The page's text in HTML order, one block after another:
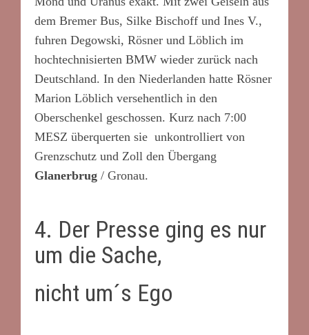
dem Bremer Bus, Silke Bischoff und Ines V.,
fuhren Degowski, Rösner und Löblich im
hochtechnisierten BMW wieder zurück nach
Deutschland. In den Niederlanden hatte Rösner
Marion Löblich versehentlich in den
Oberschenkel geschossen. Kurz nach 7:00
MESZ überquerten sie unkontrolliert von
Grenzschutz und Zoll den Übergang
Glanerbrug / Gronau.
4. Der Presse ging es nur
um die Sache,
nicht um´s Ego